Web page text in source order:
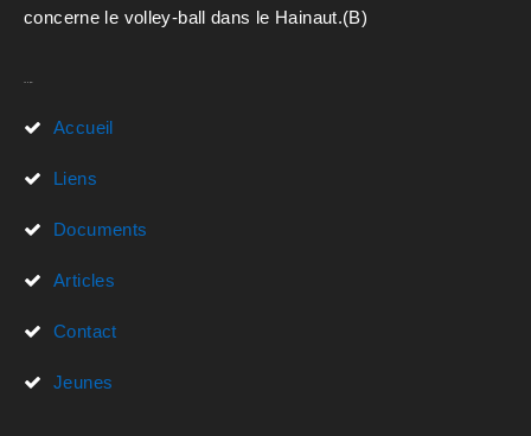
concerne le volley-ball dans le Hainaut.(B)
Accueil
Liens
Documents
Articles
Contact
Jeunes